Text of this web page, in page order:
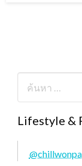
Lifestyle &